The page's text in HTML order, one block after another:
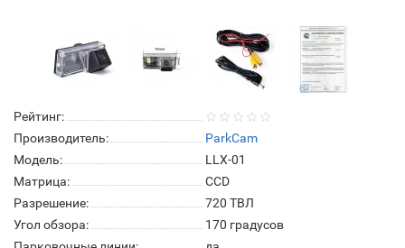
Рейтинг:
Производитель:
ParkCam
Модель:
LLX-01
Матрица:
СCD
Разрешение:
720 ТВЛ
Угол обзора:
170 градусов